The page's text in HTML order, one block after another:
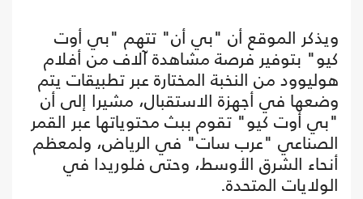
ويذكر الموقع أن "بي أن" تتهم "بي أوت
كيو" بتوفير فرصة مشاهدة آلاف من أفلام
هوليوود من النخبة المختارة عبر تطبيقات يتم
وضعها في أجهزة الاستقبال، مشيرا إلى أن
"بي أوت كيو" تقوم ببث محتوياتها عبر القمر
الصناعي "عرب سات" في الرياض، ولمعظم
أنحاء الشرق الأوسط، وحتى فلوريدا في
الولايات المتحدة.